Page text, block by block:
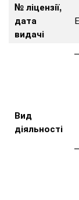
№ ліцензії,
дата
видачі
Вид
діяльності